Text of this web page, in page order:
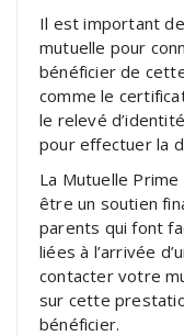
Il est important
mutuelle pour
bénéficier de
comme le
le relevé
pour effectuer la
La Mutuelle
être un soutien
parents qui font
liées à l’arrivée
contacter votre
sur cette
bénéficier.